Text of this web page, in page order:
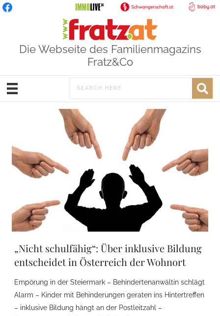
Die Webseite des Familienmagazins
Fratz&Co
„Nicht schulfähig“: Über inklusive Bildung
entscheidet in Österreich der Wohnort
Empörung in der Steiermark – Behindertenanwältin schlägt
Alarm – Kinder mit Behinderungen geraten ins Hintertreffen
– inklusive Bildung hängt an der Postleitzahl –